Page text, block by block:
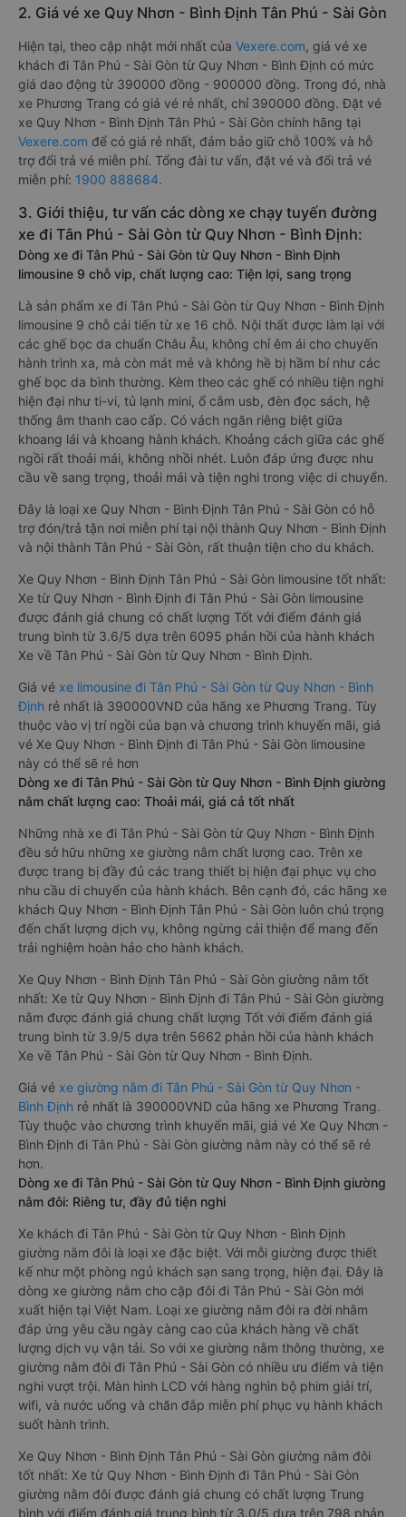
2. Giá vé xe Quy Nhơn - Bình Định Tân Phú - Sài Gòn
Hiện tại, theo cập nhật mới nhất của Vexere.com, giá vé xe
khách đi Tân Phú - Sài Gòn từ Quy Nhơn - Bình Định có mức
giá dao động từ 390000 đồng - 900000 đồng. Trong đó, nhà
xe Phương Trang có giá vé rẻ nhất, chỉ 390000 đồng. Đặt vé
xe Quy Nhơn - Bình Định Tân Phú - Sài Gòn chính hãng tại
Vexere.com để có giá rẻ nhất, đảm bảo giữ chỗ 100% và hỗ
trợ đổi trả vé miễn phí. Tổng đài tư vấn, đặt vé và đổi trả vé
miễn phí: 1900 888684.
3. Giới thiệu, tư vấn các dòng xe chạy tuyến đường
xe đi Tân Phú - Sài Gòn từ Quy Nhơn - Bình Định:
Dòng xe đi Tân Phú - Sài Gòn từ Quy Nhơn - Bình Định
limousine 9 chỗ vip, chất lượng cao: Tiện lợi, sang trọng
Là sản phẩm xe đi Tân Phú - Sài Gòn từ Quy Nhơn - Bình Định
limousine 9 chỗ cải tiến từ xe 16 chỗ. Nội thất được làm lại với
các ghế bọc da chuẩn Châu Âu, không chỉ êm ái cho chuyến
hành trình xa, mà còn mát mẻ và không hề bị hầm bí như các
ghế bọc da bình thường. Kèm theo các ghế có nhiều tiện nghi
hiện đại như ti-vi, tủ lạnh mini, ổ cắm usb, đèn đọc sách, hệ
thống âm thanh cao cấp. Có vách ngăn riêng biệt giữa
khoang lái và khoang hành khách. Khoảng cách giữa các ghế
ngồi rất thoải mái, không nhồi nhét. Luôn đáp ứng được nhu
cầu về sang trọng, thoải mái và tiện nghi trong việc di chuyển.
Đây là loại xe Quy Nhơn - Bình Định Tân Phú - Sài Gòn có hỗ
trợ đón/trả tận nơi miễn phí tại nội thành Quy Nhơn - Bình Định
và nội thành Tân Phú - Sài Gòn, rất thuận tiện cho du khách.
Xe Quy Nhơn - Bình Định Tân Phú - Sài Gòn limousine tốt nhất:
Xe từ Quy Nhơn - Bình Định đi Tân Phú - Sài Gòn limousine
được đánh giá chung có chất lượng Tốt với điểm đánh giá
trung bình từ 3.6/5 dựa trên 6095 phản hồi của hành khách
Xe về Tân Phú - Sài Gòn từ Quy Nhơn - Bình Định.
Giá vé xe limousine đi Tân Phú - Sài Gòn từ Quy Nhơn - Bình
Định rẻ nhất là 390000VND của hãng xe Phương Trang. Tùy
thuộc vào vị trí ngồi của bạn và chương trình khuyến mãi, giá
vé Xe Quy Nhơn - Bình Định đi Tân Phú - Sài Gòn limousine
này có thể sẽ rẻ hơn
Dòng xe đi Tân Phú - Sài Gòn từ Quy Nhơn - Bình Định giường
nằm chất lượng cao: Thoải mái, giá cả tốt nhất
Những nhà xe đi Tân Phú - Sài Gòn từ Quy Nhơn - Bình Định
đều sở hữu những xe giường nằm chất lượng cao. Trên xe
được trang bị đầy đủ các trang thiết bị hiện đại phục vụ cho
nhu cầu di chuyển của hành khách. Bên cạnh đó, các hãng xe
khách Quy Nhơn - Bình Định Tân Phú - Sài Gòn luôn chú trọng
đến chất lượng dịch vụ, không ngừng cải thiện để mang đến
trải nghiệm hoàn hảo cho hành khách.
Xe Quy Nhơn - Bình Định Tân Phú - Sài Gòn giường nằm tốt
nhất: Xe từ Quy Nhơn - Bình Định đi Tân Phú - Sài Gòn giường
nằm được đánh giá chung chất lượng Tốt với điểm đánh giá
trung bình từ 3.9/5 dựa trên 5662 phản hồi của hành khách
Xe về Tân Phú - Sài Gòn từ Quy Nhơn - Bình Định.
Giá vé xe giường nằm đi Tân Phú - Sài Gòn từ Quy Nhơn -
Bình Định rẻ nhất là 390000VND của hãng xe Phương Trang.
Tùy thuộc vào chương trình khuyến mãi, giá vé Xe Quy Nhơn -
Bình Định đi Tân Phú - Sài Gòn giường nằm này có thể sẽ rẻ
hơn.
Dòng xe đi Tân Phú - Sài Gòn từ Quy Nhơn - Bình Định giường
nằm đôi: Riêng tư, đầy đủ tiện nghi
Xe khách đi Tân Phú - Sài Gòn từ Quy Nhơn - Bình Định
giường nằm đôi là loại xe đặc biệt. Với mỗi giường được thiết
kế như một phòng ngủ khách sạn sang trọng, hiện đại. Đây là
dòng xe giường nằm cho cặp đôi đi Tân Phú - Sài Gòn mới
xuất hiện tại Việt Nam. Loại xe giường nằm đôi ra đời nhằm
đáp ứng yêu cầu ngày càng cao của khách hàng về chất
lượng dịch vụ vận tải. So với xe giường nằm thông thường, xe
giường nằm đôi đi Tân Phú - Sài Gòn có nhiều ưu điểm và tiện
nghi vượt trội. Màn hình LCD với hàng nghìn bộ phim giải trí,
wifi, và nước uống và chăn đắp miễn phí phục vụ hành khách
suốt hành trình.
Xe Quy Nhơn - Bình Định Tân Phú - Sài Gòn giường nằm đôi
tốt nhất: Xe từ Quy Nhơn - Bình Định đi Tân Phú - Sài Gòn
giường nằm đôi được đánh giá chung có chất lượng Trung
bình với điểm đánh giá trung bình từ 3.0/5 dựa trên 798 phản